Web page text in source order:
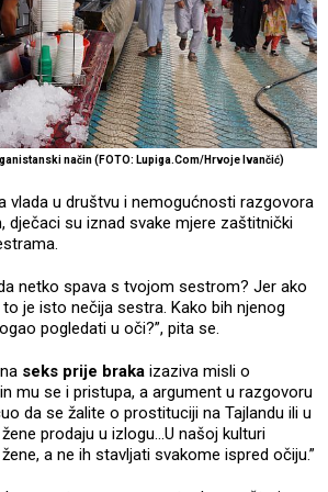
način (FOTO: Lupiga.Com/Hrvoje Ivančić)
vlada u društvu i nemogućnosti razgovora
dječaci su iznad svake mjere zaštitnički
netko spava s tvojom sestrom? Jer ako
je isto nečija sestra. Kako bih njenog
pogledati u oči?”, pita se.
seks prije braka izaziva misli o
mu se i pristupa, a argument u razgovoru
da se žalite o prostituciji na Tajlandu ili u
prodaju u izlogu...U našoj kulturi
a ne ih stavljati svakome ispred očiju.”